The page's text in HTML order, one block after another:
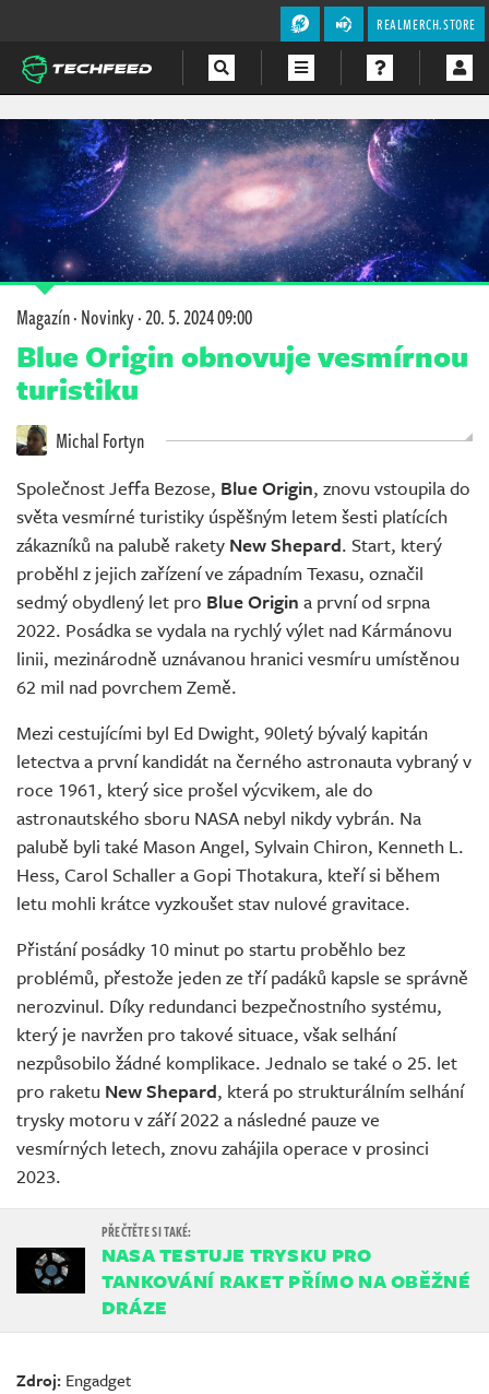
REALMERCH.STORE
Magazín
Videa
Soutěže
Magazín·Novinky·20. 5. 2024 09:00
Blue Origin obnovuje vesmírnou
turistiku
Michal Fortyn
Společnost Jeffa Bezose, Blue Origin, znovu vstoupila do
světa vesmírné turistiky úspěšným letem šesti platících
zákazníků na palubě rakety New Shepard. Start, který
proběhl z jejich zařízení ve západním Texasu, označil
sedmý obydlený let pro Blue Origin a první od srpna
2022. Posádka se vydala na rychlý výlet nad Kármánovu
linii, mezinárodně uznávanou hranici vesmíru umístěnou
62 mil nad povrchem Země.
Mezi cestujícími byl Ed Dwight, 90letý bývalý kapitán
letectva a první kandidát na černého astronauta vybraný v
roce 1961, který sice prošel výcvikem, ale do
astronautského sboru NASA nebyl nikdy vybrán. Na
palubě byli také Mason Angel, Sylvain Chiron, Kenneth L.
Hess, Carol Schaller a Gopi Thotakura, kteří si během
letu mohli krátce vyzkoušet stav nulové gravitace.
Přistání posádky 10 minut po startu proběhlo bez
problémů, přestože jeden ze tří padáků kapsle se správně
nerozvinul. Díky redundanci bezpečnostního systému,
který je navržen pro takové situace, však selhání
nezpůsobilo žádné komplikace. Jednalo se také o 25. let
pro raketu New Shepard, která po strukturálním selhání
trysky motoru v září 2022 a následné pauze ve
vesmírných letech, znovu zahájila operace v prosinci
2023.
NASA TESTUJE TRYSKU PRO
TANKOVÁNÍ RAKET PŘÍMO NA OBĚŽNÉ
DRÁZE
Zdroj: Engadget